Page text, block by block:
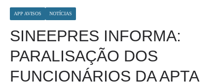
APP AVISOS NOTÍCIAS
SINEEPRES INFORMA:
PARALISAÇÃO DOS
FUNCIONÁRIOS DA APTA